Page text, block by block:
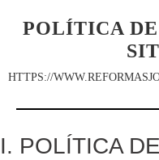
POLÍTICA
HTTPS://
I. POLÍTICA